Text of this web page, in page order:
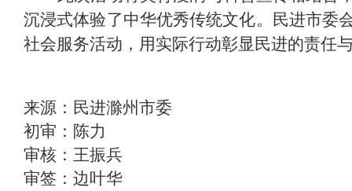
沉浸式体验了中华优秀传统文化。民进市委
社会服务活动，用实际行动彰显民进的责任
来源：民进滁州市委
初审：陈力
审核：王振兵
审签：边叶华